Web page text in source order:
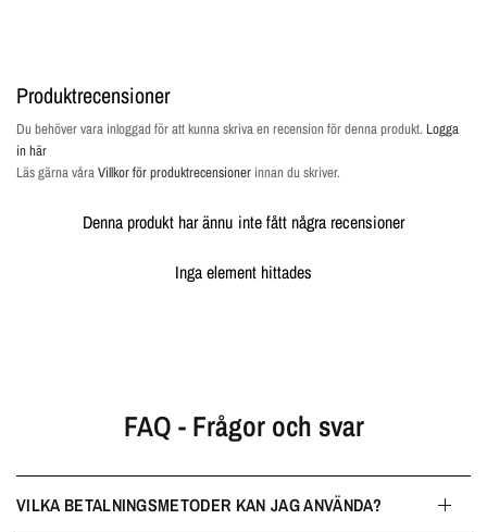
Produktrecensioner
Du behöver vara inloggad för att kunna skriva en recension för denna produkt. Logga
in här
Läs gärna våraVillkor för produktrecensioner innan du skriver.
Denna produkt har ännu inte fått några recensioner
Inga element hittades
FAQ - Frågor och svar
VILKA BETALNINGSMETODER KAN JAG ANVÄNDA?